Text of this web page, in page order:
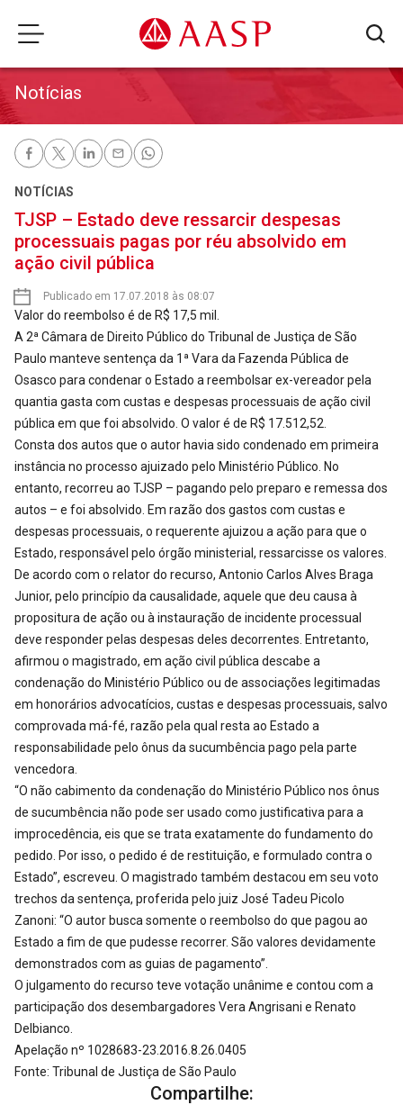
Notícias
NOTÍCIAS
TJSP – Estado deve ressarcir despesas
processuais pagas por réu absolvido em
ação civil pública
Publicado em 17.07.2018 às 08:07
Valor do reembolso é de R$ 17,5 mil.
A 2ª Câmara de Direito Público do Tribunal de Justiça de São
Paulo manteve sentença da 1ª Vara da Fazenda Pública de
Osasco para condenar o Estado a reembolsar ex-vereador pela
quantia gasta com custas e despesas processuais de ação civil
pública em que foi absolvido. O valor é de R$ 17.512,52.
Consta dos autos que o autor havia sido condenado em primeira
instância no processo ajuizado pelo Ministério Público. No
entanto, recorreu ao TJSP – pagando pelo preparo e remessa dos
autos – e foi absolvido. Em razão dos gastos com custas e
despesas processuais, o requerente ajuizou a ação para que o
Estado, responsável pelo órgão ministerial, ressarcisse os valores.
De acordo com o relator do recurso, Antonio Carlos Alves Braga
Junior, pelo princípio da causalidade, aquele que deu causa à
propositura de ação ou à instauração de incidente processual
deve responder pelas despesas deles decorrentes. Entretanto,
afirmou o magistrado, em ação civil pública descabe a
condenação do Ministério Público ou de associações legitimadas
em honorários advocatícios, custas e despesas processuais, salvo
comprovada má-fé, razão pela qual resta ao Estado a
responsabilidade pelo ônus da sucumbência pago pela parte
vencedora.
“O não cabimento da condenação do Ministério Público nos ônus
de sucumbência não pode ser usado como justificativa para a
improcedência, eis que se trata exatamente do fundamento do
pedido. Por isso, o pedido é de restituição, e formulado contra o
Estado”, escreveu. O magistrado também destacou em seu voto
trechos da sentença, proferida pelo juiz José Tadeu Picolo
Zanoni: “O autor busca somente o reembolso do que pagou ao
Estado a fim de que pudesse recorrer. São valores devidamente
demonstrados com as guias de pagamento”.
O julgamento do recurso teve votação unânime e contou com a
participação dos desembargadores Vera Angrisani e Renato
Delbianco.
Apelação nº 1028683-23.2016.8.26.0405
Fonte: Tribunal de Justiça de São Paulo
Compartilhe: